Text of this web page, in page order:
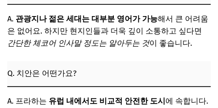
A. 관광지나 젊은 세대는 대부분 영어가 가능해서 큰 어려움
은 없어요. 하지만 현지인들과 더욱 깊이 소통하고 싶다면
간단한 체코어 인사말 정도는 알아두는 것이 좋습니다.
Q. 치안은 어떤가요?
A. 프라하는 유럽 내에서도 비교적 안전한 도시 에 속합니다.